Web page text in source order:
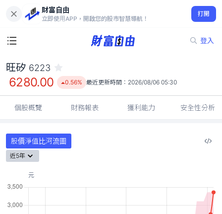
財富自由
立即使用APP，開啟您的股市智慧導航！
打開
登入
6280.00
0.56%
旺矽 6223
6280.00 0.56% 最近更新時間： 2026/08/06 05:30
個股概覽 財務報表 獲利能力 安全性分析
股價淨值比河流圖
近5年